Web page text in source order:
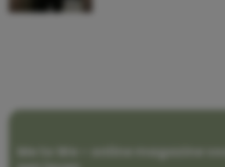
Me to We – online magazine